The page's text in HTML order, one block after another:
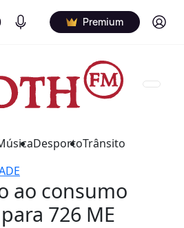
Podcasts Premium Log in
DesportoTrânsito
ao consumo
726 ME